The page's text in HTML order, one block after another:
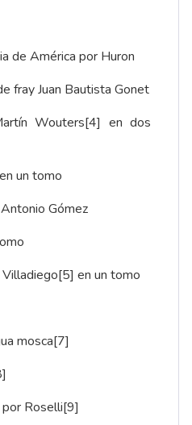
de América por Huron
fray Juan Bautista Gonet
Wouters[4] en dos
un tomo
Gómez
[5] en un tomo
mosca[7]
Roselli[9]